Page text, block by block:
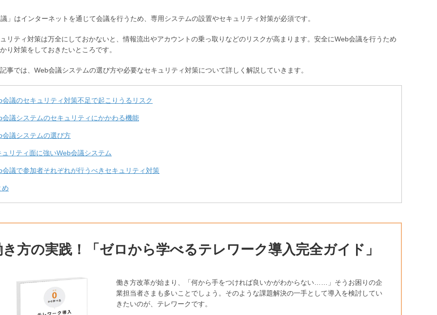
」はインターネットを通じて会議を行うため、専用システムの設置やセキュリティ対策が必須です。
リティ対策は万全にしておかないと、情報流出やアカウントの乗っ取りなどのリスクが高まります。安全にWeb会議を行うため
り対策をしておきたいところです。
事では、Web会議システムの選び方や必要なセキュリティ対策について詳しく解説していきます。
会議のセキュリティ対策不足で起こりうるリスク
会議システムのセキュリティにかかわる機能
会議システムの選び方
ュリティ面に強いWeb会議システム
会議で参加者それぞれが行うべきセキュリティ対策
め
き方の実践！「ゼロから学べるテレワーク導入完全ガイド」
働き方改革が始まり、「何から手をつければ良いかがわからない……」そうお困りの企
業担当者さまも多いことでしょう。そのような課題解決の一手として導入を検討してい
きたいのが、テレワークです。